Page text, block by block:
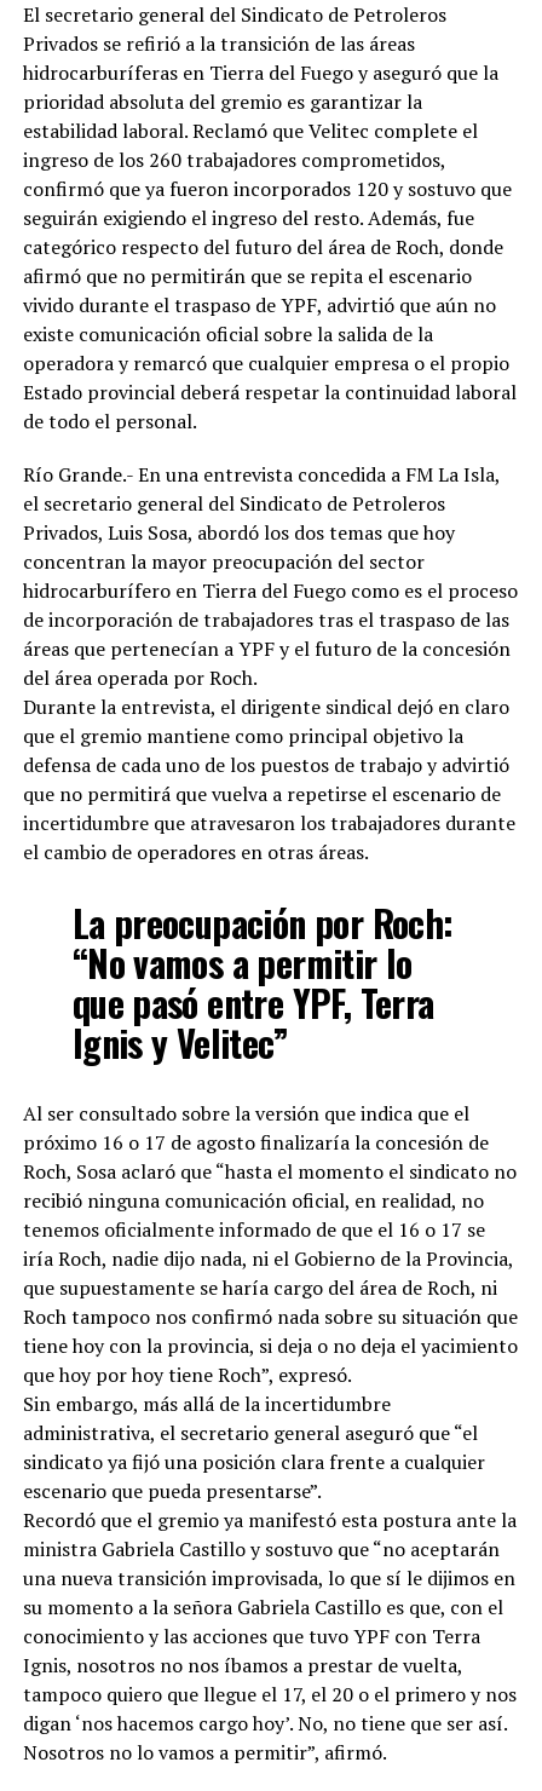
El secretario general del Sindicato de Petroleros
Privados se refirió a la transición de las áreas
hidrocarburíferas en Tierra del Fuego y aseguró que la
prioridad absoluta del gremio es garantizar la
estabilidad laboral. Reclamó que Velitec complete el
ingreso de los 260 trabajadores comprometidos,
confirmó que ya fueron incorporados 120 y sostuvo que
seguirán exigiendo el ingreso del resto. Además, fue
categórico respecto del futuro del área de Roch, donde
afirmó que no permitirán que se repita el escenario
vivido durante el traspaso de YPF, advirtió que aún no
existe comunicación oficial sobre la salida de la
operadora y remarcó que cualquier empresa o el propio
Estado provincial deberá respetar la continuidad laboral
de todo el personal.
Río Grande.- En una entrevista concedida a FM La Isla,
el secretario general del Sindicato de Petroleros
Privados, Luis Sosa, abordó los dos temas que hoy
concentran la mayor preocupación del sector
hidrocarburífero en Tierra del Fuego como es el proceso
de incorporación de trabajadores tras el traspaso de las
áreas que pertenecían a YPF y el futuro de la concesión
del área operada por Roch.
Durante la entrevista, el dirigente sindical dejó en claro
que el gremio mantiene como principal objetivo la
defensa de cada uno de los puestos de trabajo y advirtió
que no permitirá que vuelva a repetirse el escenario de
incertidumbre que atravesaron los trabajadores durante
el cambio de operadores en otras áreas.
La preocupación por Roch:
“No vamos a permitir lo
que pasó entre YPF, Terra
Ignis y Velitec”
Al ser consultado sobre la versión que indica que el
próximo 16 o 17 de agosto finalizaría la concesión de
Roch, Sosa aclaró que “hasta el momento el sindicato no
recibió ninguna comunicación oficial, en realidad, no
tenemos oficialmente informado de que el 16 o 17 se
iría Roch, nadie dijo nada, ni el Gobierno de la Provincia,
que supuestamente se haría cargo del área de Roch, ni
Roch tampoco nos confirmó nada sobre su situación que
tiene hoy con la provincia, si deja o no deja el yacimiento
que hoy por hoy tiene Roch”, expresó.
Sin embargo, más allá de la incertidumbre
administrativa, el secretario general aseguró que “el
sindicato ya fijó una posición clara frente a cualquier
escenario que pueda presentarse”.
Recordó que el gremio ya manifestó esta postura ante la
ministra Gabriela Castillo y sostuvo que “no aceptarán
una nueva transición improvisada, lo que sí le dijimos en
su momento a la señora Gabriela Castillo es que, con el
conocimiento y las acciones que tuvo YPF con Terra
Ignis, nosotros no nos íbamos a prestar de vuelta,
tampoco quiero que llegue el 17, el 20 o el primero y nos
digan ‘nos hacemos cargo hoy’. No, no tiene que ser así.
Nosotros no lo vamos a permitir”, afirmó.